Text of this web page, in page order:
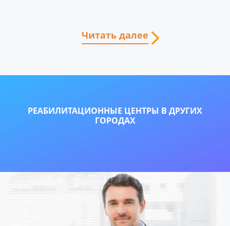
центр в Кропивницком:
лечение наркотической зависимости;
лечение игровой зависимости (лудомании);
долгосрочная реабилитация зависимых;
программы поддержки для родственников.
Читать далее
РЕАБИЛИТАЦИОННЫЕ ЦЕНТРЫ В ДРУГИХ
ГОРОДАХ